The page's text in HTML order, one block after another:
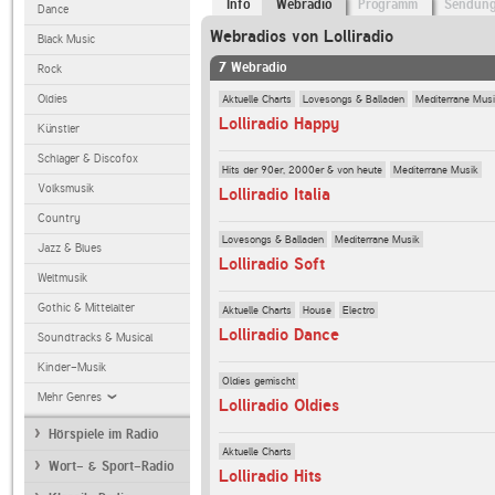
Dance
Black Music
Rock
Oldies
Künstler
Schlager & Discofox
Volksmusik
Country
Jazz & Blues
Weltmusik
Gothic & Mittelalter
Soundtracks & Musical
Kinder-Musik
Mehr Genres
Hörspiele im Radio
Wort- & Sport-Radio
Info Webradio Programm
Webradios von Lolliradio
7 Webradio
Aktuelle Charts Lovesongs & Balladen Mediterrane
Lolliradio Happy
Hits der 90er, 2000er & von heute Mediterrane Musik
Lolliradio Italia
Lovesongs & Balladen Mediterrane Musik
Lolliradio Soft
Aktuelle Charts House Electro
Lolliradio Dance
Oldies gemischt
Lolliradio Oldies
Aktuelle Charts
Lolliradio Hits